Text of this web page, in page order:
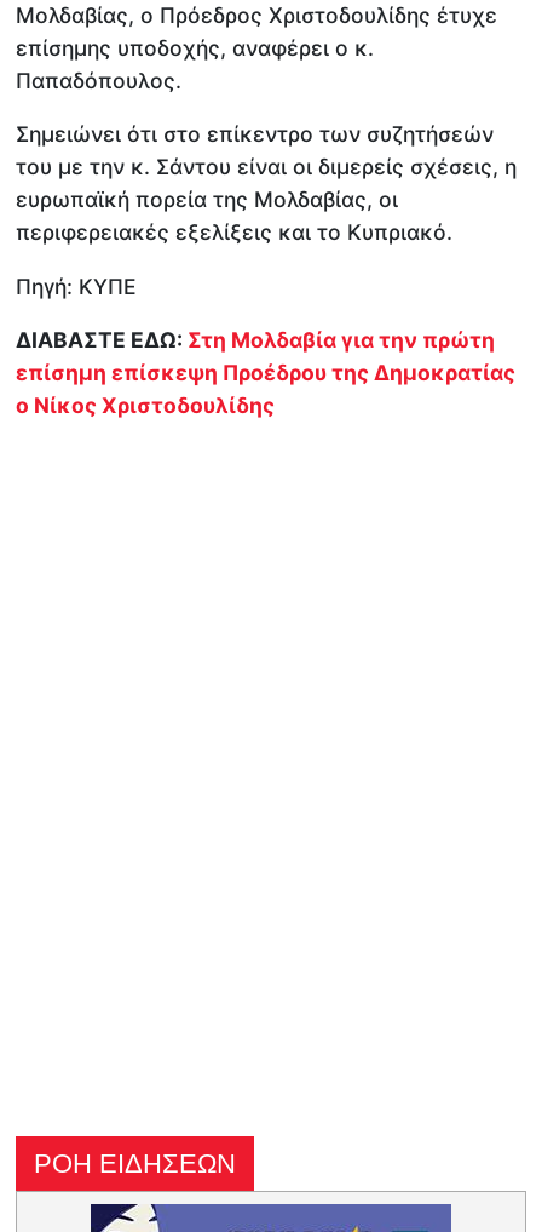
Μολδαβίας, ο Πρόεδρος Χριστοδουλίδης έτυχε
επίσημης υποδοχής, αναφέρει ο κ.
Παπαδόπουλος.
Σημειώνει ότι στο επίκεντρο των συζητήσεών
του με την κ. Σάντου είναι οι διμερείς σχέσεις, η
ευρωπαϊκή πορεία της Μολδαβίας, οι
περιφερειακές εξελίξεις και το Κυπριακό.
Πηγή: ΚΥΠΕ
ΔΙΑΒΑΣΤΕ ΕΔΩ: Στη Μολδαβία για την πρώτη
επίσημη επίσκεψη Προέδρου της Δημοκρατίας
ο Νίκος Χριστοδουλίδης
ΡΟΗ ΕΙΔΗΣΕΩΝ